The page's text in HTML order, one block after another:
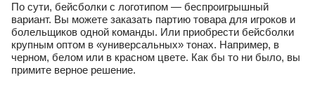
По сути, бейсболки с логотипом — беспроигрышный
вариант. Вы можете заказать партию товара для игроков и
болельщиков одной команды. Или приобрести бейсболки
крупным оптом в «универсальных» тонах. Например, в
черном, белом или в красном цвете. Как бы то ни было, вы
примите верное решение.